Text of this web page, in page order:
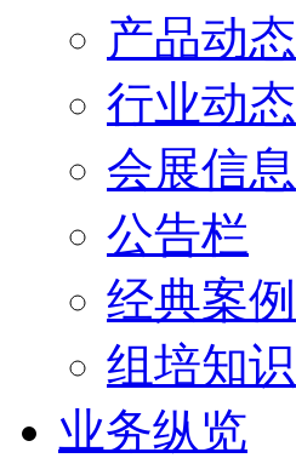
产品动态
行业动态
会展信息
公告栏
经典案例
组培知识
业务纵览